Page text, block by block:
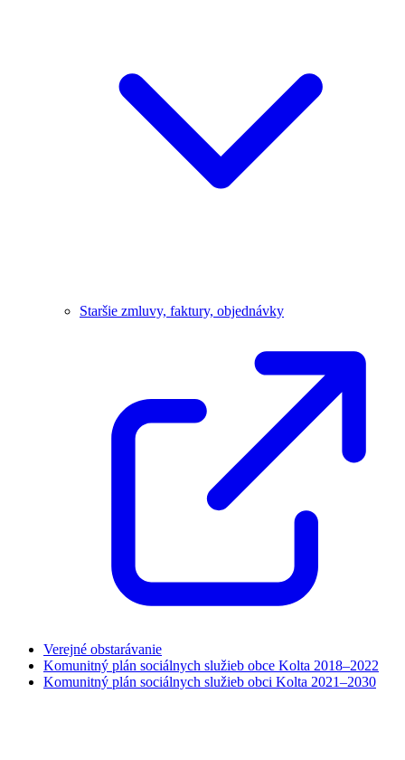
Staršie zmluvy, faktury, objednávky
Verejné obstarávanie
Komunitný plán sociálnych služieb obce Kolta 2018–2022
Komunitný plán sociálnych služieb obci Kolta 2021–2030